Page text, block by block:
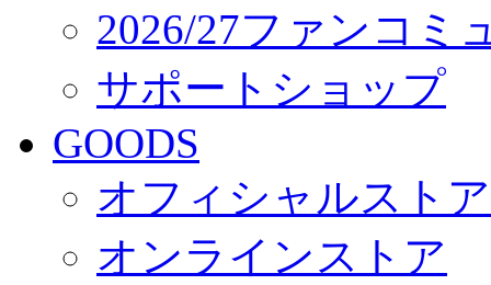
2026/27ファンコミ
サポートショップ
GOODS
オフィシャルスト
オンラインストア